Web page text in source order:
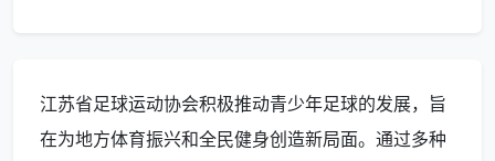
江苏省足球运动协会积极推动青少年足球的发展，旨
在为地方体育振兴和全民健身创造新局面。通过多种